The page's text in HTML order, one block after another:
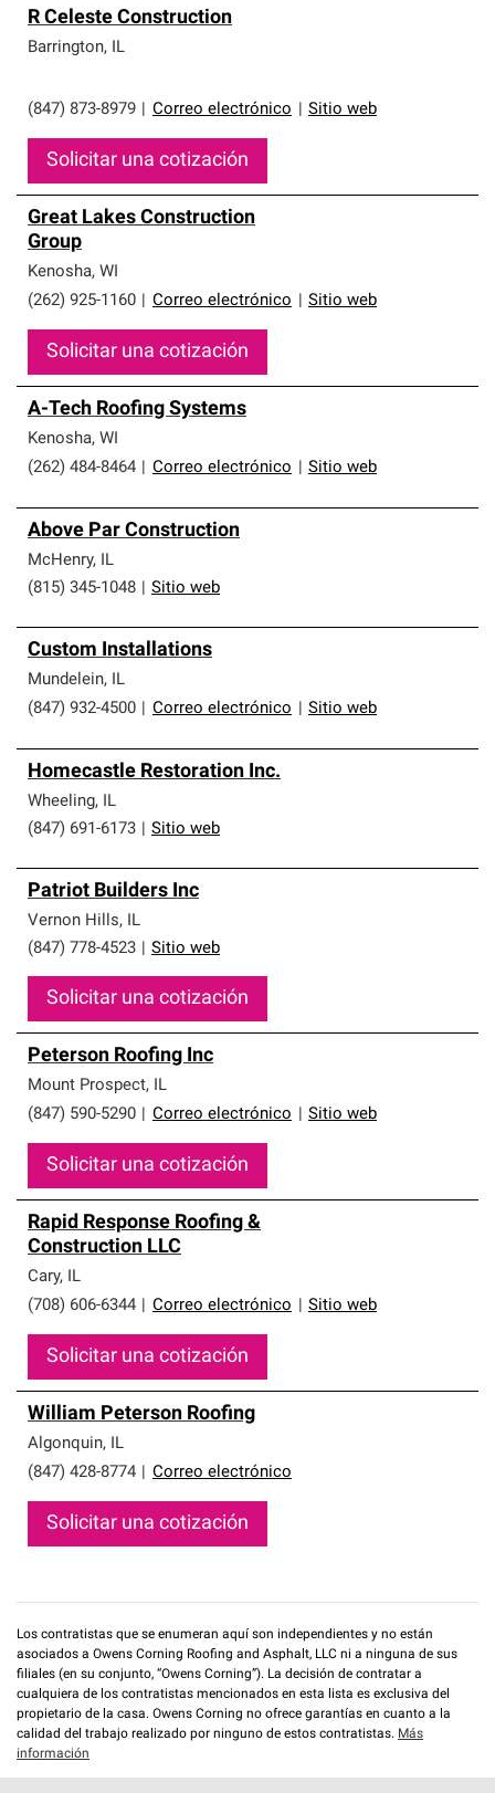
R Celeste Construction
Barrington, IL
(847) 873-8979 Correo electrónico Sitio web
Solicitar una cotización
Great Lakes Construction
Group
Kenosha, WI
(262) 925-1160
Correo electrónico Sitio web
Solicitar una cotización
A-Tech Roofing Systems
Kenosha, WI
(262) 484-8464
Correo electrónico Sitio web
Above Par Construction
McHenry, IL
(815) 345-1048
Sitio web
Custom Installations
Mundelein, IL
(847) 932-4500
Correo electrónico Sitio web
Homecastle Restoration Inc.
Wheeling, IL
(847) 691-6173
Sitio web
Patriot Builders Inc
Vernon Hills, IL
(847) 778-4523
Sitio web
Solicitar una cotización
Peterson Roofing Inc
Mount Prospect, IL
(847) 590-5290
Correo electrónico Sitio web
Solicitar una cotización
Rapid Response Roofing &
Construction LLC
Cary, IL
(708) 606-6344
Correo electrónico Sitio web
Solicitar una cotización
William Peterson Roofing
Algonquin, IL
(847) 428-8774
Correo electrónico
Solicitar una cotización
Los contratistas que se enumeran aquí son independientes y no están
asociados a Owens Corning Roofing and Asphalt, LLC ni a ninguna de sus
filiales (en su conjunto, “Owens Corning”). La decisión de contratar a
cualquiera de los contratistas mencionados en esta lista es exclusiva del
propietario de la casa. Owens Corning no ofrece garantías en cuanto a la
calidad del trabajo realizado por ninguno de estos contratistas. Más
información